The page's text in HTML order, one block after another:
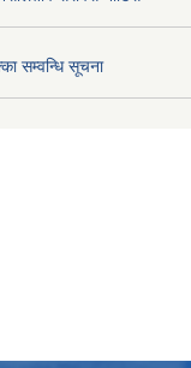
सम्वन्धि सूचना